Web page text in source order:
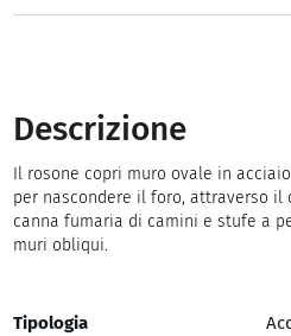
Descrizione
Il rosone copri muro ovale in
per nascondere il foro, attraverso il
canna fumaria di camini e stufe a
muri obliqui.
Tipologia